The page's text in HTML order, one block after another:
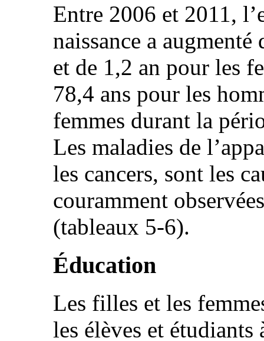
Entre 2006 et 2011,
naissance a
et de 1,2 an pour les
78,4 ans pour les
femmes durant la
Les maladies de
les cancers, sont les
couramment
(tableaux 5-6).
Éducation
Les filles et les
les élèves et